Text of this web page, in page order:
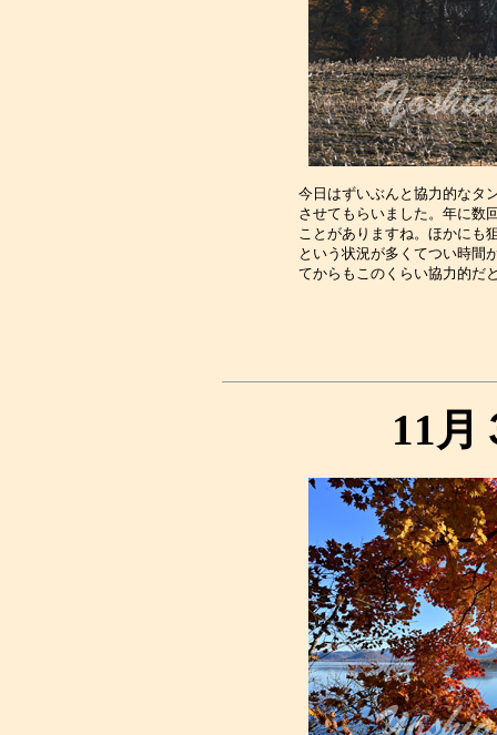
今日はずいぶんと協力的なタ
させてもらいました。年に数
ことがありますね。ほかにも
という状況が多くてつい時間
11月